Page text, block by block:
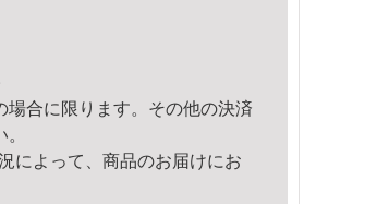
合に限ります。その他の決済
によって、商品のお届けにお